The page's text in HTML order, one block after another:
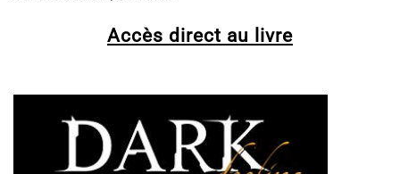
Accès direct au livre